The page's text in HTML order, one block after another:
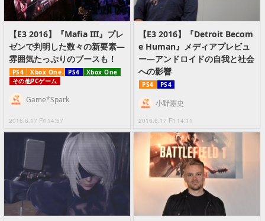
【E3 2016】『Mafia III』プレ
ゼンで判明した数々の新要素―
雰囲気たっぷりのブースも！
PS4 Xbox One PS4
Xbox One
その他PCゲーム
2016.6.17 Fri 14:57
Game*Spark
【E3 2016】『Detroit Becom
e Human』メディアプレビュ
ー―アンドロイドの自我と社会
への影響
PS4 PS4
2016.6.17 Fri 14:11
小野憲史